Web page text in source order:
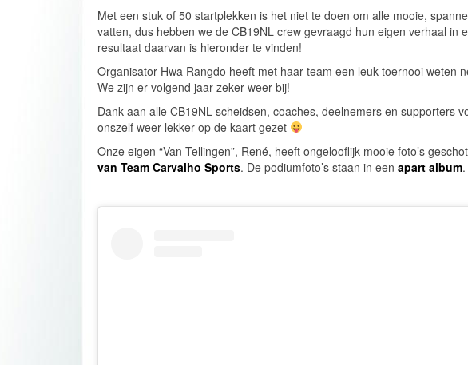
Met een stuk of 50 startplekken is het niet te doen om alle mooie,
vatten, dus hebben we de CB19NL crew gevraagd hun eigen verhaal in
resultaat daarvan is hieronder te vinden!
Organisator Hwa Rangdo heeft met haar team een leuk toernooi weten
We zijn er volgend jaar zeker weer bij!
Dank aan alle CB19NL scheidsen, coaches, deelnemers en supporters
onszelf weer lekker op de kaart gezet
Onze eigen “Van Tellingen”, René, heeft ongelooflijk mooie foto’s
van Team Carvalho Sports. De podiumfoto’s staan in een apart album.